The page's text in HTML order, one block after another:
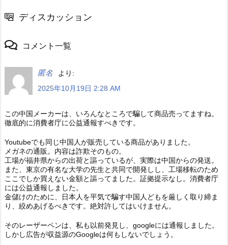
ディスカッション
コメント一覧
匿名
より:
2025年10月19日 2:28 AM
この中国メーカーは、いろんなところで騙して商品売ってますね。
徹底的に消費者庁に公益通報すべきです。
Youtubeでも同じ中国人が販売している商品がありました。
メガネの通販。内容は詐欺そのもの。
工場が福井県からの出荷と謳っているが、実際は中国からの発送。
また、東京の有名な大学の先生と共同で開発しし、工場移転のため
ここでしか買えない金額と謳ってました。証拠提示なし。消費者庁
には公益通報しました。
金儲けのために、日本人を平気で騙す中国人どもを厳しく取り締ま
り、絞めあげるべきです。絶対許してはいけません。
そのレーザーペンは、私も以前発見し、googleには通報しました。
しかし広告が収益源のGoogleは何もしないでしょう。